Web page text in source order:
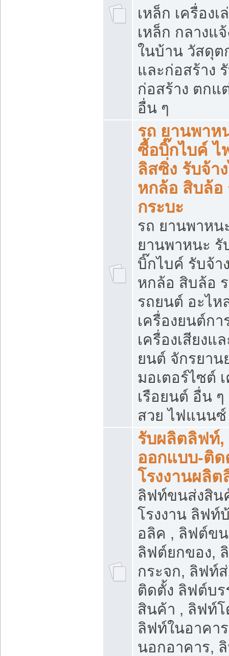
เหล็ก เครื่อง
เหล็ก กลางแ
ในบ้าน วัสดุต
และก่อสร้าง
ก่อสร้าง ตกแ
อื่น ๆ
รถ ยานพาห
ซื้อบิ๊กไบค์
ลิสซิ่ง รับจ้า
หกล้อ สิบล้อ
กระบะ
รถ ยานพาหน
ยานพาหนะ รั
บิ๊กไบค์ รับจ้า
หกล้อ สิบล้อ
รถยนต์ อะไห
เครื่องยนต์กา
เครื่องเสียงแ
ยนต์ จักรยาน
มอเตอร์ไซต์
เรือยนต์ อื่น ๆ
สวย ไฟแนนซ์
รับผลิตลิฟท์,
ออกแบบ-ติ
โรงงานผลิ
ลิฟท์ขนส่งสิน
โรงงาน ลิฟท์
อลิค , ลิฟต์ข
ลิฟต์ยกของ,
กระจก, ลิฟท์
ติดตั้ง ลิฟต์บร
สินค้า , ลิฟท์โ
ลิฟท์ในอาคา
นอกอาคาร,